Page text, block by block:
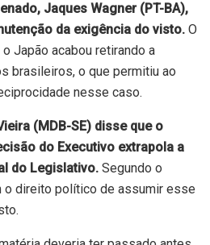
Jaques Wagner (PT-BA),
da exigência do visto. O
Japão acabou retirando a
brasileiros, o que permitiu ao
nesse caso.
(MDB-SE) disse que o
do Executivo extrapola a
do Legislativo. Segundo o
o direito político de assumir esse